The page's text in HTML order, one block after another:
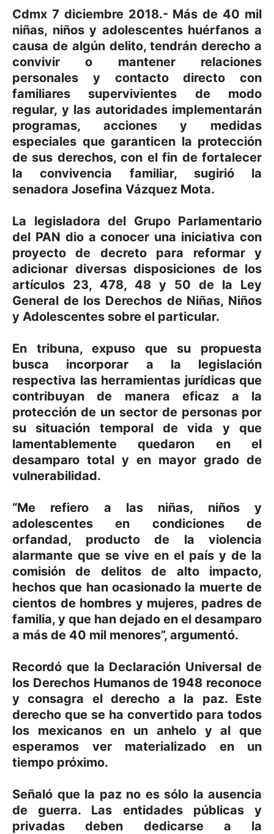
Cdmx 7 diciembre 2018.- Más de 40 mil
niñas, niños y adolescentes huérfanos a
causa de algún delito, tendrán derecho a
convivir o mantener relaciones
personales y contacto directo con
familiares supervivientes de modo
regular, y las autoridades implementarán
programas, acciones y medidas
especiales que garanticen la protección
de sus derechos, con el fin de fortalecer
la convivencia familiar, sugirió la
senadora Josefina Vázquez Mota.
La legisladora del Grupo Parlamentario
del PAN dio a conocer una iniciativa con
proyecto de decreto para reformar y
adicionar diversas disposiciones de los
artículos 23, 478, 48 y 50 de la Ley
General de los Derechos de Niñas, Niños
y Adolescentes sobre el particular.
En tribuna, expuso que su propuesta
busca incorporar a la legislación
respectiva las herramientas jurídicas que
contribuyan de manera eficaz a la
protección de un sector de personas por
su situación temporal de vida y que
lamentablemente quedaron en el
desamparo total y en mayor grado de
vulnerabilidad.
“Me refiero a las niñas, niños y
adolescentes en condiciones de
orfandad, producto de la violencia
alarmante que se vive en el país y de la
comisión de delitos de alto impacto,
hechos que han ocasionado la muerte de
cientos de hombres y mujeres, padres de
familia, y que han dejado en el desamparo
a más de 40 mil menores”, argumentó.
Recordó que la Declaración Universal de
los Derechos Humanos de 1948 reconoce
y consagra el derecho a la paz. Este
derecho que se ha convertido para todos
los mexicanos en un anhelo y al que
esperamos ver materializado en un
tiempo próximo.
Señaló que la paz no es sólo la ausencia
de guerra. Las entidades públicas y
privadas deben dedicarse a la